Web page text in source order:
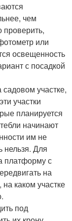
чем
проверить,
или
освещенность
с посадкой
участке,
участки
планируется
начинают
им не
нельзя. Для
платформу с
на
каком участке
под